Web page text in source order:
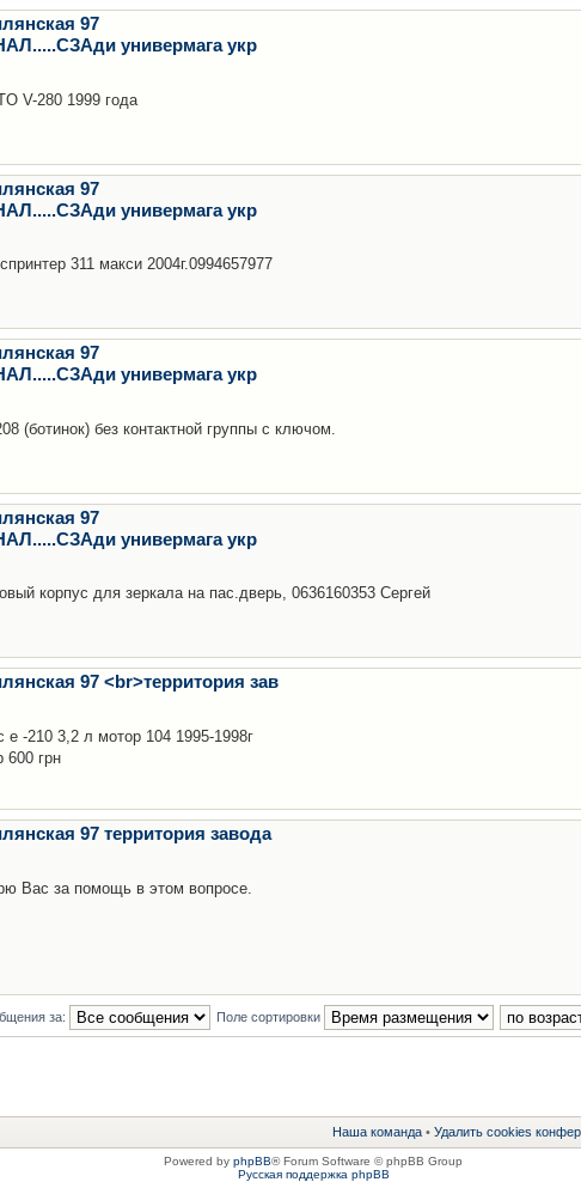
97
универмага укр
V-280 1999 года
97
универмага укр
311 макси 2004г.0994657977
97
универмага укр
(ботинок) без контактной группы с ключом.
97
универмага укр
корпус для зеркала на пас.дверь, 0636160353 Сергей
97 <br>территория зав
е -210 3,2 л мотор 104 1995-1998г
600 грн
97 территория завода
Вас за помощь в этом вопросе.
за: Поле сортировки
Наша команда • Удалить cookies
Powered by phpBB® Forum Software © phpBB Group
Русская поддержка phpBB